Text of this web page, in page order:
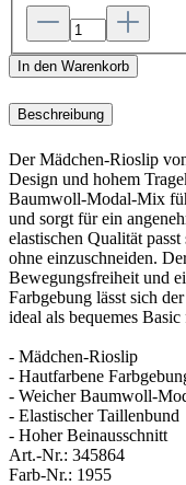
In den Warenkorb
Beschreibung
Der Mädchen-Rioslip
Design und hohem
Baumwoll-Modal-Mix
und sorgt für ein
elastischen Qualität
ohne einzuschneiden.
Bewegungsfreiheit und
Farbgebung lässt sich
ideal als bequemes
- Mädchen-Rioslip
- Hautfarbene
- Weicher Baumwoll-
- Elastischer Taillenbund
- Hoher Beinausschnitt
Art.-Nr.: 345864
Farb-Nr.: 1955